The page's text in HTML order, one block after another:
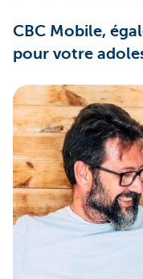
CBC Mobile,
pour votre